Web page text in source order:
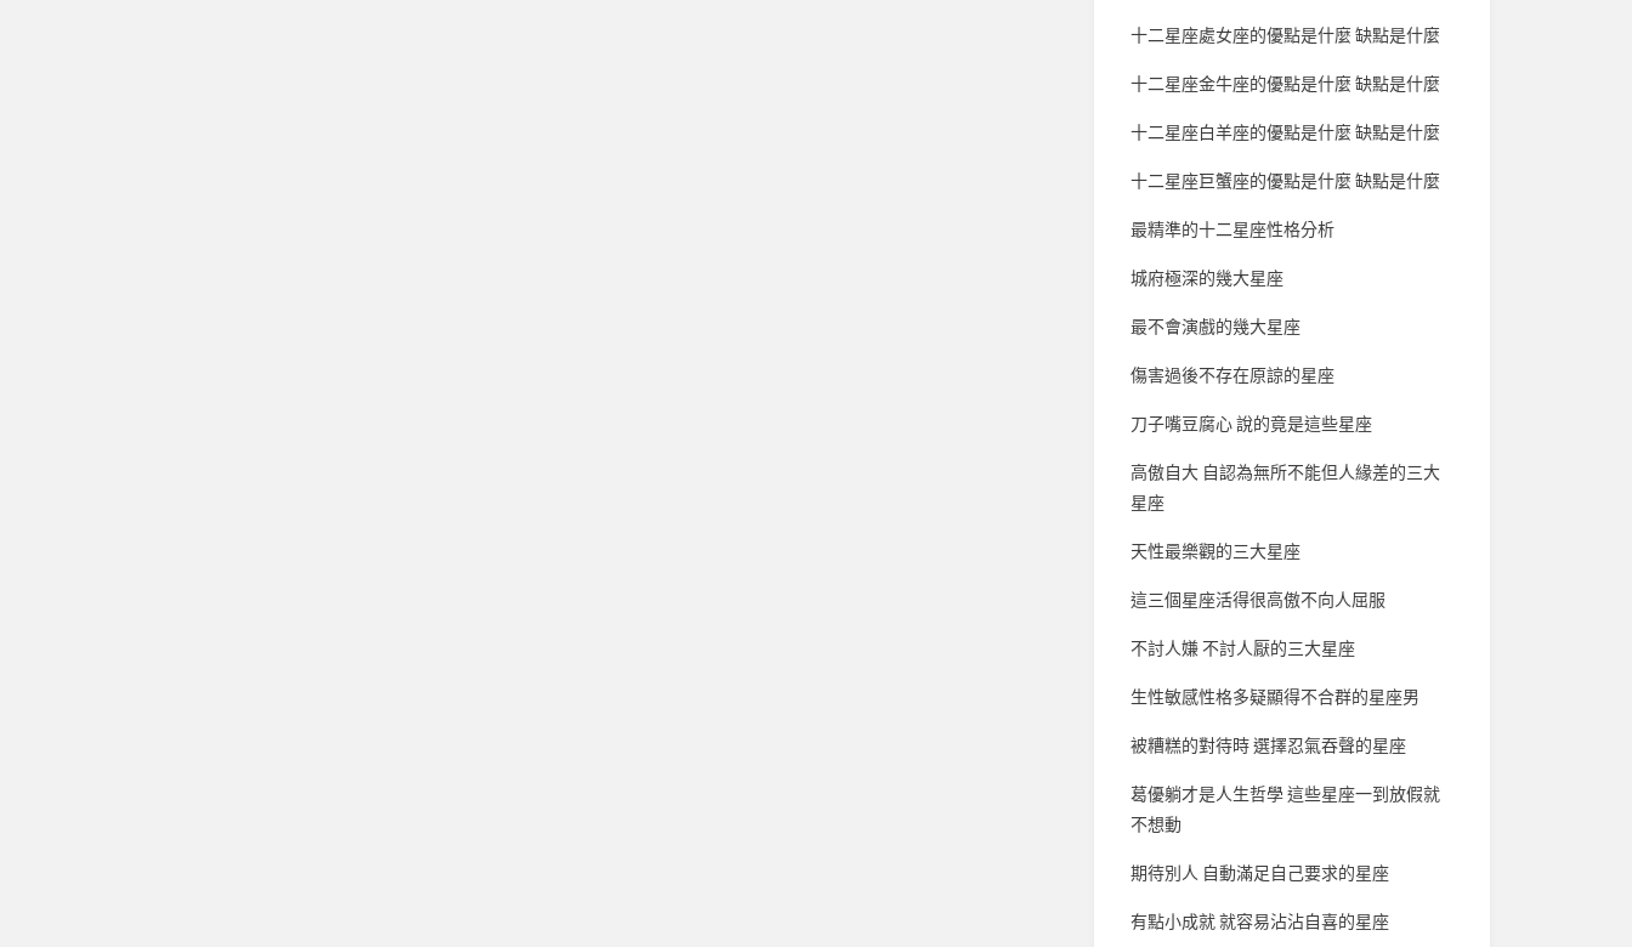
十二星座處女座的優點是什麼 缺點是什麼
十二星座金牛座的優點是什麼 缺點是什麼
十二星座白羊座的優點是什麼 缺點是什麼
十二星座巨蟹座的優點是什麼 缺點是什麼
最精準的十二星座性格分析
城府極深的幾大星座
最不會演戲的幾大星座
傷害過後不存在原諒的星座
刀子嘴豆腐心 說的竟是這些星座
高傲自大 自認為無所不能但人緣差的三大
星座
天性最樂觀的三大星座
這三個星座活得很高傲不向人屈服
不討人嫌 不討人厭的三大星座
生性敏感性格多疑顯得不合群的星座男
被糟糕的對待時 選擇忍氣吞聲的星座
葛優躺才是人生哲學 這些星座一到放假就
不想動
期待別人 自動滿足自己要求的星座
有點小成就 就容易沾沾自喜的星座